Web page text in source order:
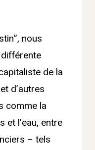
nous
de la
d’autres
comme la
et l’eau, entre
– tels